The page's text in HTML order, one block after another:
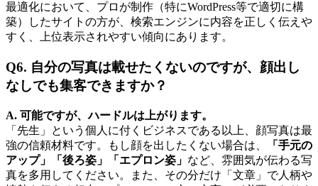
最適化において、プロが制作（特にWordPress等で適切に構
築）したサイトの方が、検索エンジンに内容を正しく伝えや
すく、上位表示されやすい傾向にあります。
Q6. 自分の写真は載せたくないのですが、顔出し
なしでも集客できますか？
A. 可能ですが、ハードルは上がります。
「先生」という個人に付くビジネスである以上、顔写真は最
強の信頼材料です。もし顔を出したくない場合は、
「手元の
アップ」「後ろ姿」「エプロン姿」 など、雰囲気が伝わる写
真を多用してください。また、その分だけ「文章」で人柄や